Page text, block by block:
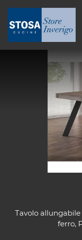
Tavolo
ferro,